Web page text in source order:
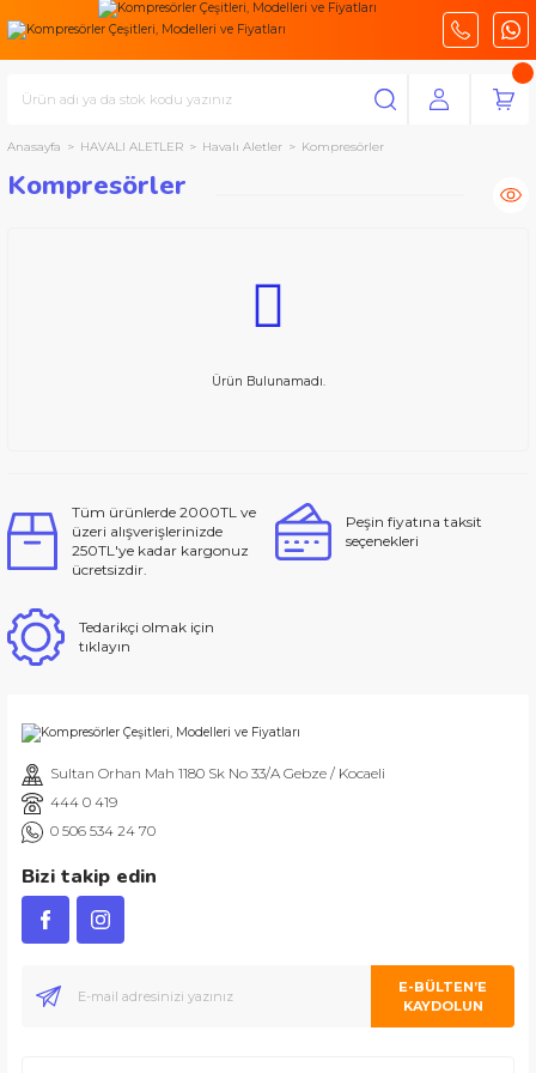
Anasayfa HAVALI ALETLER Havalı Aletler Kompresörler
Kompresörler
Ürün Bulunamadı.
Tüm ürünlerde 2000TL ve
üzeri alışverişlerinizde
250TL'ye kadar kargonuz
ücretsizdir.
Peşin fiyatına taksit
seçenekleri
Tedarikçi olmak için
tıklayın
Sultan Orhan Mah 1180 Sk No 33/A Gebze / Kocaeli
444 0 419
0 506 534 24 70
Bizi takip edin
E-BÜLTEN’E
KAYDOLUN